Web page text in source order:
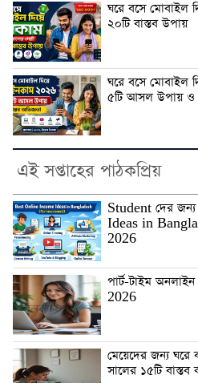
ঘরে বসে মোবাইল
২০টি বাস্তব উপায়
ঘরে বসে মোবাইল
৫টি আসল উপায় ও
এই সপ্তাহের পাঠকপ্রিয়
Student দের
Ideas in
2026
পার্ট-টাইম
2026
মেয়েদের জন্য
সালের ১৫টি বাস্তব